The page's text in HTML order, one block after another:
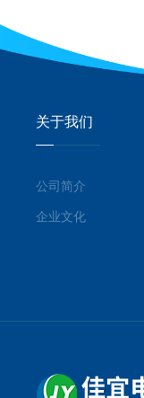
关于我们
公司简介
企业文化